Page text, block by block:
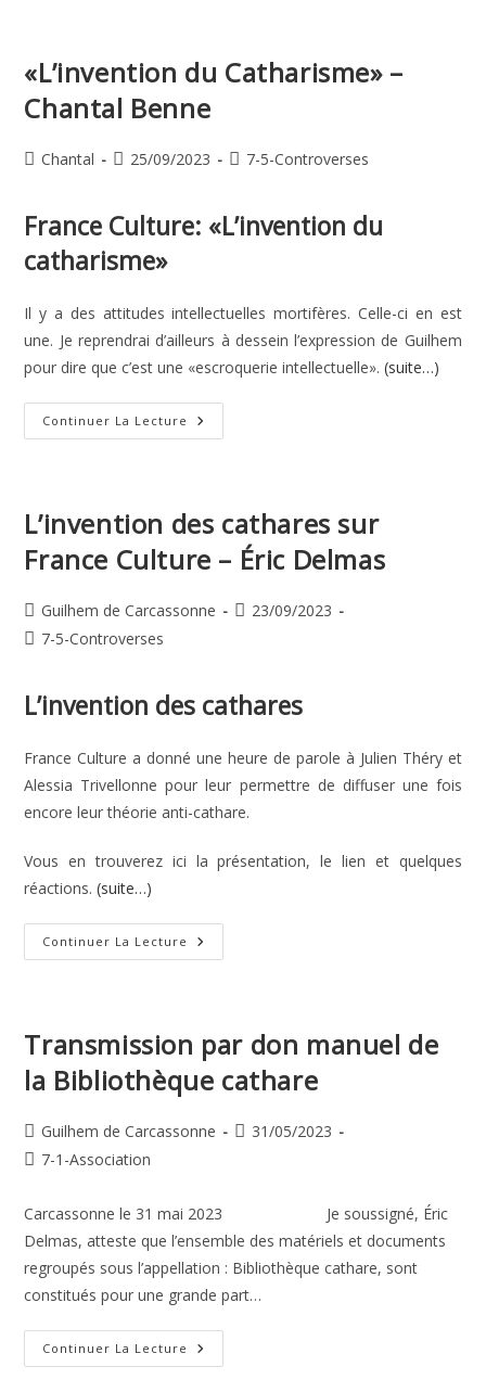
Annie
Cazenave
«L’invention du Catharisme» –
Chantal Benne
Auteur/autrice
publication :
Chantal
Publication
25/09/2023
Post7-5-Controverses
France Culture: «L’invention du
catharisme»
Il y a des attitudes intellectuelles mortifères. Celle-ci en est
une. Je reprendrai d’ailleurs à dessein l’expression de Guilhem
pour dire que c’est une «escroquerie intellectuelle».(suite…)
Continuer La Lecture «L’invention
Du
L’invention des cathares sur
France Culture – Éric Delmas
Auteur/autrice
de
Guilhem de Carcassonne
Publication
23/09/2023
Post7-5-Controverses
L’invention des cathares
France Culture a donné une heure de parole à Julien Théry et
Alessia Trivellonne pour leur permettre de diffuser une fois
encore leur théorie anti-cathare.
Vous en trouverez ici la présentation, le lien et quelques
réactions.(suite…)
Continuer La Lecture L’invention
Des
Éric
Delmas
Transmission par don manuel de
la Bibliothèque cathare
Auteur/autrice
de
Guilhem de Carcassonne
Publication
31/05/2023
Post7-1-Association
Carcassonne le 31 mai 2023 Je soussigné, Éric
Delmas, atteste que l’ensemble des matériels et documents
regroupés sous l’appellation : Bibliothèque cathare, sont
constitués pour une grande part…
Continuer La Lecture Transmission
Par